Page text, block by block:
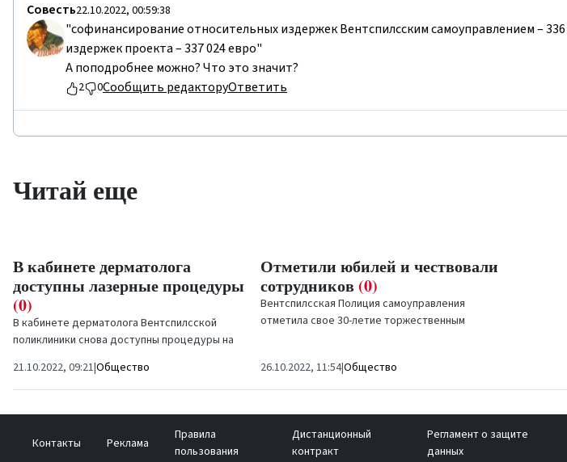
Совесть22.10.2022, 00:59:38
"софинансирование относительных издержек Вентспилсским самоуправлением –
издержек проекта – 337 024 евро"
А поподробнее можно? Что это значит?
2 0Сообщить редакторуОтветить
Читай еще
В кабинете дерматолога
доступны лазерные процедуры
(0)
В кабинете дерматолога Вентспилсской
поликлиники снова доступны процедуры на
пульсирующего светаHarmony...
21.10.2022, 09:21|Общество
Отметили юбилей и чествовали
сотрудников (0)
Вентспилсская Полиция самоуправления
отметила свое 30-летие торжественным
26.10.2022, 11:54|Общество
Возвращается фольклорный
праздник
Контакты Реклама
Правила
пользования
Дистанционный
контракт
Регламент о защите
данных